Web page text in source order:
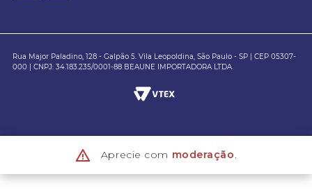
Rua Major Paladino, 128 - Galpão 5. Vila Leopoldina, São Paulo - SP | CEP 05307-
000 | CNPJ: 34.183.235/0001-88 BEAUNE IMPORTADORA LTDA.
Aprecie com moderação.